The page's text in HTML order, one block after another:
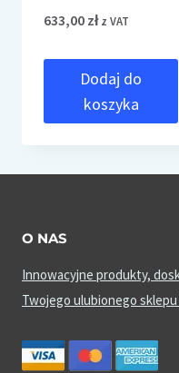
633,00 zł z VAT
Dodaj do
koszyka
O NAS
Innowacyjne produkty,
Twojego ulubionego